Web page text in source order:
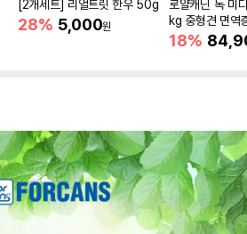
[2개세트] 리얼트릿 한우 50g
28% 5,000원
로얄캐닌 독 미
kg 중형견 면역
18%